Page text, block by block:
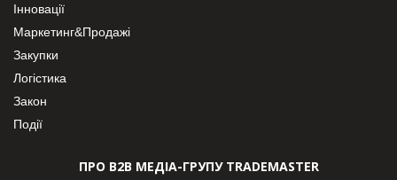
Інновації
Маркетинг&Продажі
Закупки
Логістика
Закон
Події
ПРО В2В МЕДІА-ГРУПУ TRADEMASTER